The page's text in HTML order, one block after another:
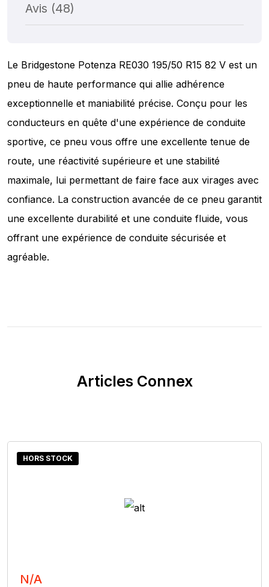
Avis (48)
Le Bridgestone Potenza RE030 195/50 R15 82 V est un
pneu de haute performance qui allie adhérence
exceptionnelle et maniabilité précise. Conçu pour les
conducteurs en quête d'une expérience de conduite
sportive, ce pneu vous offre une excellente tenue de
route, une réactivité supérieure et une stabilité
maximale, lui permettant de faire face aux virages avec
confiance. La construction avancée de ce pneu garantit
une excellente durabilité et une conduite fluide, vous
offrant une expérience de conduite sécurisée et
agréable.
Articles Connex
HORS STOCK
N/A